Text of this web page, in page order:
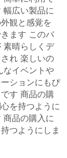
幅広い製品に
観と感覚を
ます このバ
素晴らしくデ
れ 楽しいの
なイベントや
ションにもぴ
す 商品の購
を持つように
商品の購入に
つようにしま